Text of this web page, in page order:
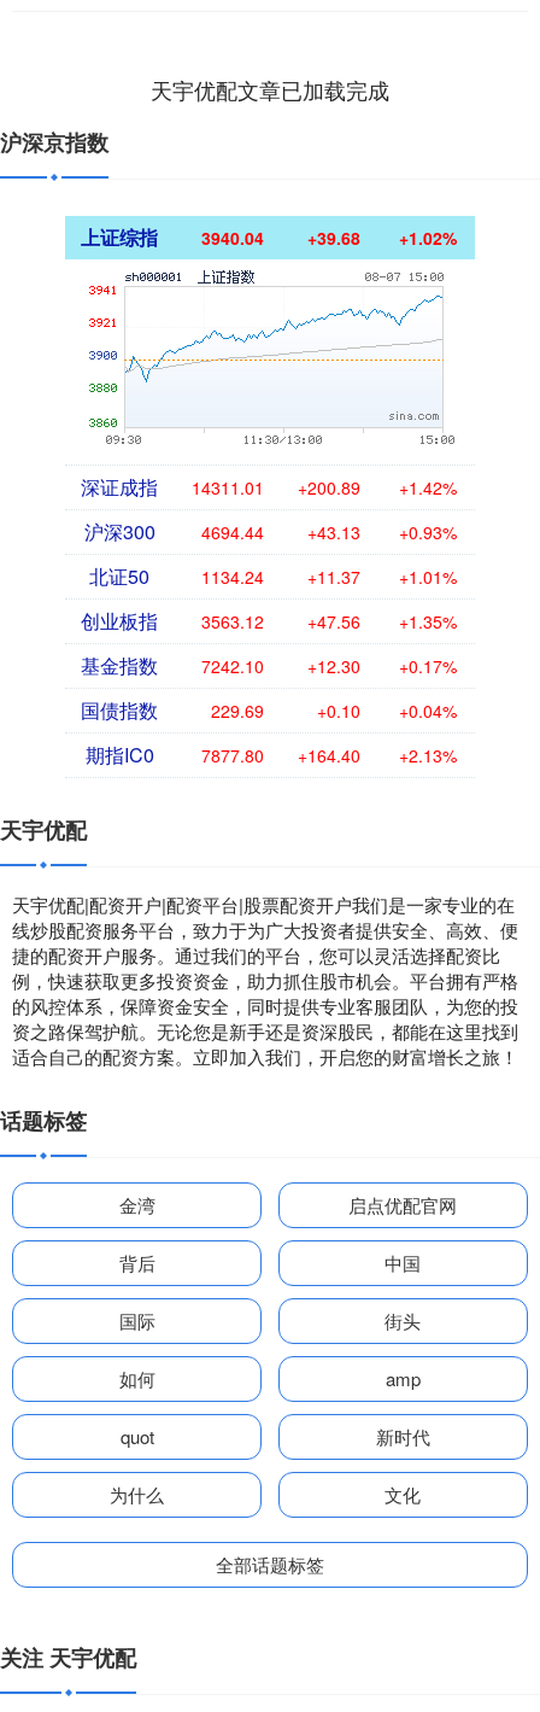
天宇优配文章已加载完成
沪深京指数
上证综指 3940.04 +39.68 +1.02%
深证成指 14311.01 +200.89 +1.42%
沪深300 4694.44 +43.13 +0.93%
北证50 1134.24 +11.37 +1.01%
创业板指 3563.12 +47.56 +1.35%
基金指数 7242.10 +12.30 +0.17%
国债指数 229.69 +0.10 +0.04%
期指IC0 7877.80 +164.40 +2.13%
天宇优配
天宇优配|配资开户|配资平台|股票配资开户我们是一家专业的在
线炒股配资服务平台，致力于为广大投资者提供安全、高效、便
捷的配资开户服务。通过我们的平台，您可以灵活选择配资比
例，快速获取更多投资资金，助力抓住股市机会。平台拥有严格
的风控体系，保障资金安全，同时提供专业客服团队，为您的投
资之路保驾护航。无论您是新手还是资深股民，都能在这里找到
适合自己的配资方案。立即加入我们，开启您的财富增长之旅！
话题标签
金湾 启点优配官网
背后 中国
国际 街头
如何 amp
quot 新时代
为什么 文化
全部话题标签
关注 天宇优配